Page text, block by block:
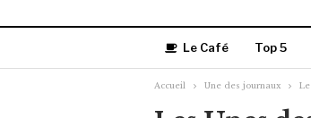
Le Café Top 5
Accueil Une des journaux